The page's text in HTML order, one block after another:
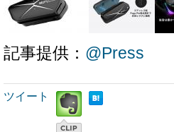
記事提供： @Press
ツイート